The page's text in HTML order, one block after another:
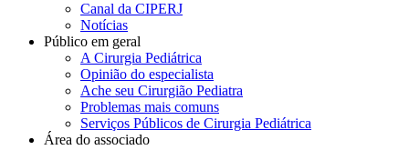
Canal da CIPERJ
Notícias
Público em geral
A Cirurgia Pediátrica
Opinião do especialista
Ache seu Cirurgião Pediatra
Problemas mais comuns
Serviços Públicos de Cirurgia Pediátrica
Área do associado